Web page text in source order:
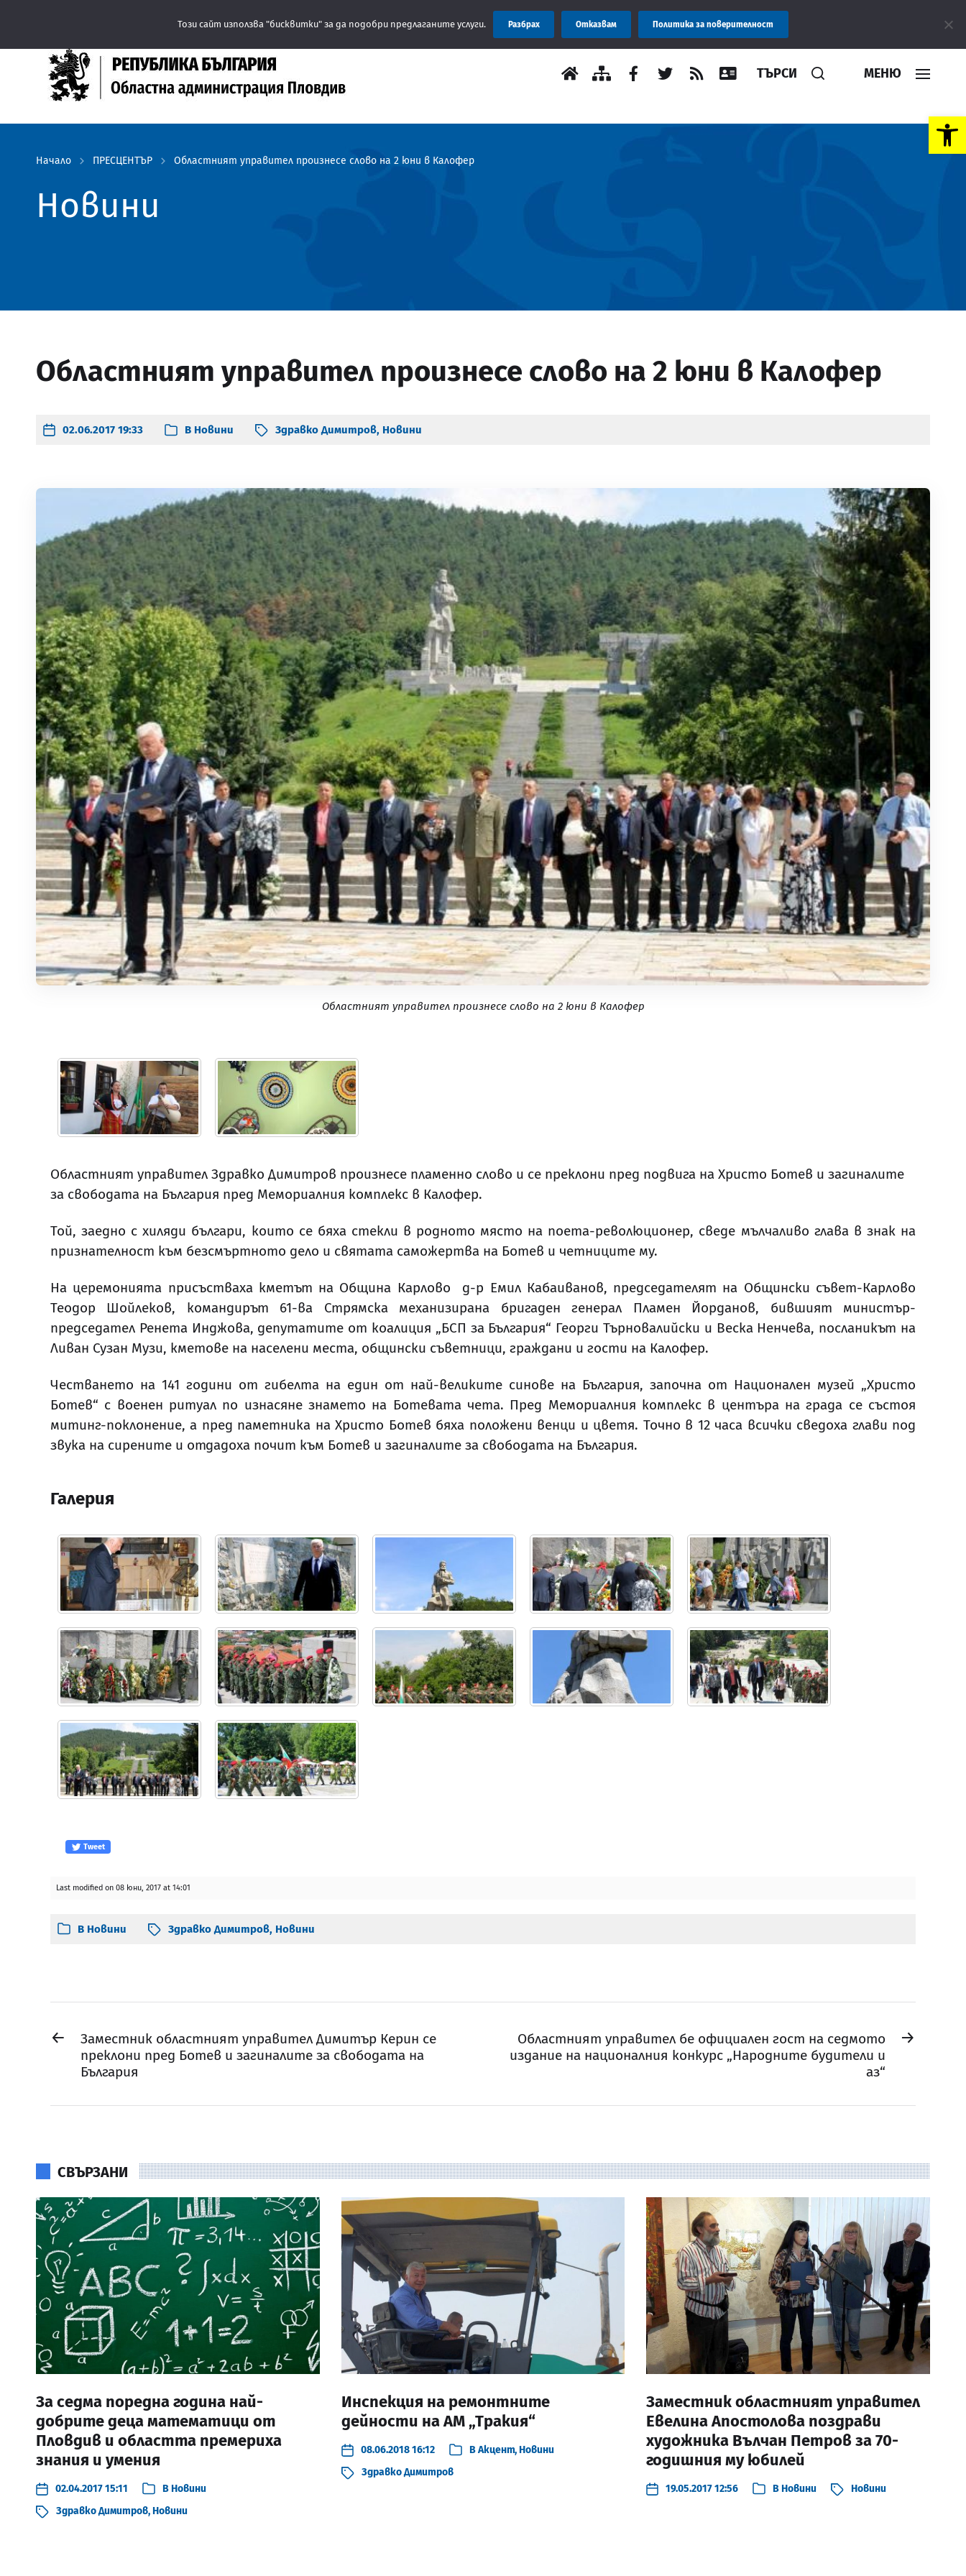
Open toolbar
Съобщение: Областна администрация Пловдив препоръчва заплащането на
ТЪРСИ МЕНЮ
Начало ПРЕСЦЕНТЪР Областният управител произнесе слово на 2 юни в Калофер
Новини
Областният управител произнесе слово на 2 юни в Калофер
02.06.2017 19:33 В Новини Здравко Димитров, Новини
Областният управител произнесе слово на 2 юни в Калофер
Областният управител Здравко Димитров произнесе пламенно слово и се преклони пред подвига на Христо Ботев и загиналите
за свободата на България пред Мемориалния комплекс в Калофер.
Той, заедно с хиляди българи, които се бяха стекли в родното място на поета-революционер, сведе мълчаливо глава в знак на
признателност към безсмъртното дело и святата саможертва на Ботев и четниците му.
На церемонията присъстваха кметът на Община Карлово д-р Емил Кабаиванов, председателят на Общински съвет-Карлово
Теодор Шойлеков, командирът 61-ва Стрямска механизирана бригаден генерал Пламен Йорданов, бившият министър-
председател Ренета Инджова, депутатите от коалиция „БСП за България“ Георги Търновалийски и Веска Ненчева, посланикът на
Ливан Сузан Музи, кметове на населени места, общински съветници, граждани и гости на Калофер.
Честването на 141 години от гибелта на един от най-великите синове на България, започна от Национален музей „Христо
Ботев“ с военен ритуал по изнасяне знамето на Ботевата чета. Пред Мемориалния комплекс в центъра на града се състоя
митинг-поклонение, а пред паметника на Христо Ботев бяха положени венци и цветя. Точно в 12 часа всички сведоха глави под
звука на сирените и отдадоха почит към Ботев и загиналите за свободата на България.
Галерия
Tweet
Last modified on 08 юни, 2017 at 14:01
В Новини Здравко Димитров, Новини
←
Заместник областният управител Димитър Керин се
преклони пред Ботев и загиналите за свободата на
България
→
Областният управител бе официален гост на седмото
издание на националния конкурс „Народните будители и
аз“
СВЪРЗАНИ
За седма поредна година най-
добрите деца математици от
Пловдив и областта премериха
знания и умения
02.04.2017 15:11 ВНовини
Здравко Димитров,Новини
Инспекция на ремонтните
дейности на АМ „Тракия“
08.06.2018 16:12 ВАкцент,Новини
Здравко Димитров
Заместник областният управител
Евелина Апостолова поздрави
художника Вълчан Петров за 70-
годишния му юбилей
19.05.2017 12:56 ВНовини Новини
Този сайт използва "бисквитки" за да подобри предлаганите услуги. Разбрах Отказвам Политика за поверителност